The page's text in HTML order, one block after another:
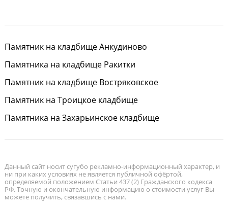
Памятник на кладбище Анкудиново
Памятника на кладбище Ракитки
Памятник на кладбище Востряковское
Памятник на Троицкое кладбище
Памятника на Захарьинское кладбище
Данный сайт носит сугубо рекламно-информационный характер, и
ни при каких условиях не является публичной офёртой,
определяемой положением Статьи 437 (2) Гражданского кодекса
РФ. Точную и окончательную информацию о стоимости услуг Вы
можете получить, связавшись с нами.